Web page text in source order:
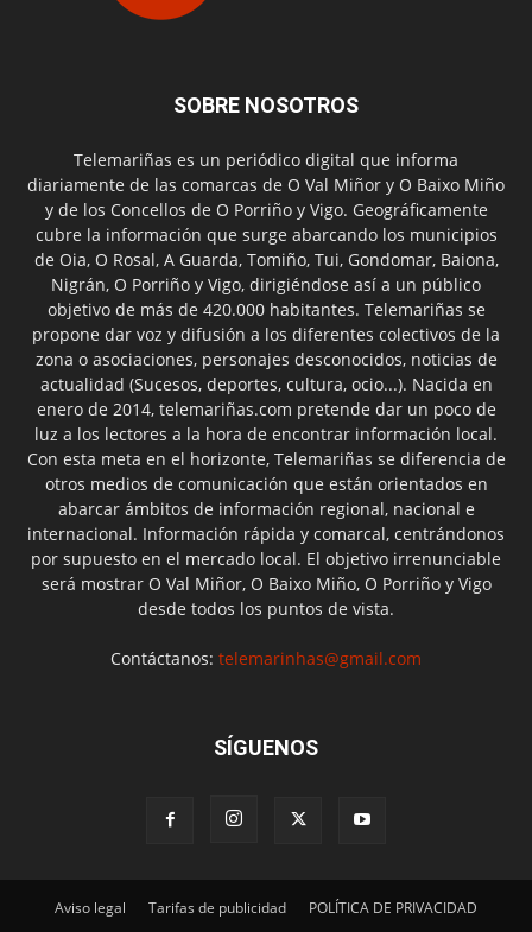
SOBRE NOSOTROS
Telemariñas es un periódico digital que informa
diariamente de las comarcas de O Val Miñor y O Baixo Miño
y de los Concellos de O Porriño y Vigo. Geográficamente
cubre la información que surge abarcando los municipios
de Oia, O Rosal, A Guarda, Tomiño, Tui, Gondomar, Baiona,
Nigrán, O Porriño y Vigo, dirigiéndose así a un público
objetivo de más de 420.000 habitantes. Telemariñas se
propone dar voz y difusión a los diferentes colectivos de la
zona o asociaciones, personajes desconocidos, noticias de
actualidad (Sucesos, deportes, cultura, ocio...). Nacida en
enero de 2014, telemariñas.com pretende dar un poco de
luz a los lectores a la hora de encontrar información local.
Con esta meta en el horizonte, Telemariñas se diferencia de
otros medios de comunicación que están orientados en
abarcar ámbitos de información regional, nacional e
internacional. Información rápida y comarcal, centrándonos
por supuesto en el mercado local. El objetivo irrenunciable
será mostrar O Val Miñor, O Baixo Miño, O Porriño y Vigo
desde todos los puntos de vista.
Contáctanos: telemarinhas@gmail.com
SÍGUENOS
Aviso legal Tarifas de publicidad POLÍTICA DE PRIVACIDAD